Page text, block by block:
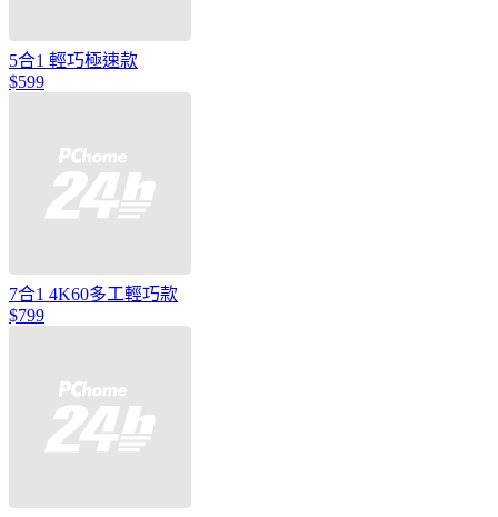
5合1 輕巧極速款
$599
7合1 4K60多工輕巧款
$799